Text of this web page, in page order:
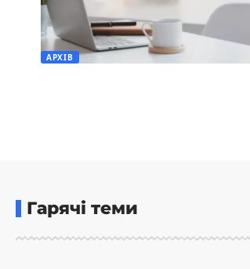
АРХІВ
Гарячі теми